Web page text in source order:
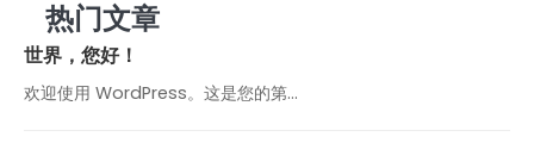
热门文章
世界，您好！
欢迎使用 WordPress。这是您的第…